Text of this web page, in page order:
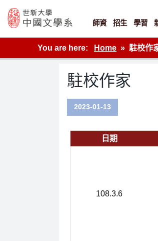
content
世新大學教學單位的網站
師資 招生 學習
You are here: Home 駐校作
駐校作家
2023-01-13
日期
108.3.6